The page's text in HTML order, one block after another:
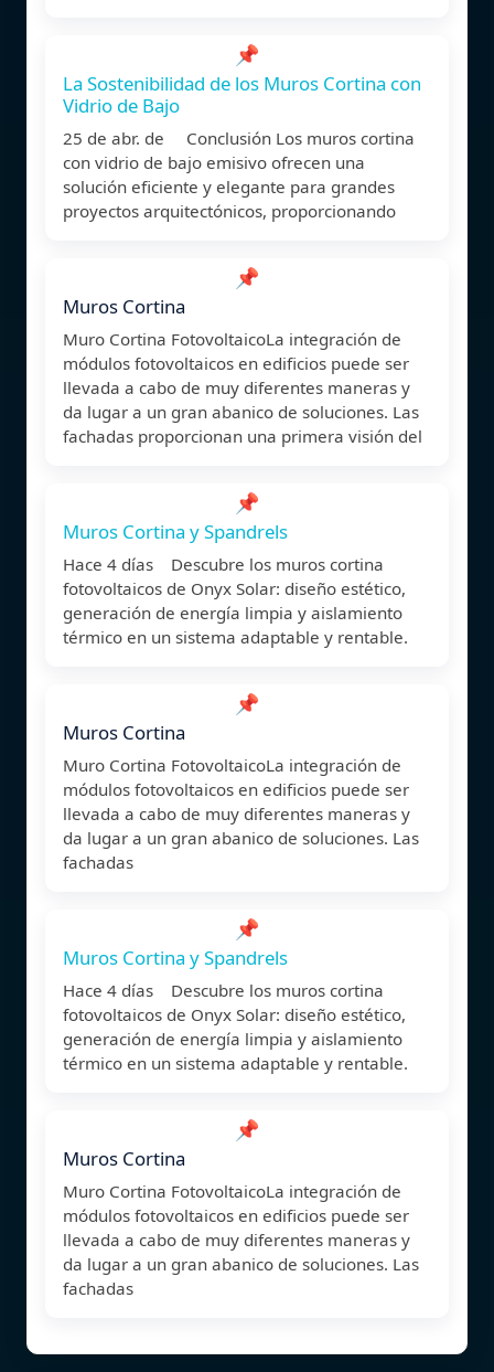
📌
La Sostenibilidad de los Muros Cortina con
Vidrio de Bajo
25 de abr. de Conclusión Los muros cortina
con vidrio de bajo emisivo ofrecen una
solución eficiente y elegante para grandes
proyectos arquitectónicos, proporcionando
📌
Muros Cortina
Muro Cortina FotovoltaicoLa integración de
módulos fotovoltaicos en edificios puede ser
llevada a cabo de muy diferentes maneras y
da lugar a un gran abanico de soluciones. Las
fachadas proporcionan una primera visión del
📌
Muros Cortina y Spandrels
Hace 4 días Descubre los muros cortina
fotovoltaicos de Onyx Solar: diseño estético,
generación de energía limpia y aislamiento
térmico en un sistema adaptable y rentable.
📌
Muros Cortina
Muro Cortina FotovoltaicoLa integración de
módulos fotovoltaicos en edificios puede ser
llevada a cabo de muy diferentes maneras y
da lugar a un gran abanico de soluciones. Las
fachadas
📌
Muros Cortina y Spandrels
Hace 4 días Descubre los muros cortina
fotovoltaicos de Onyx Solar: diseño estético,
generación de energía limpia y aislamiento
térmico en un sistema adaptable y rentable.
📌
Muros Cortina
Muro Cortina FotovoltaicoLa integración de
módulos fotovoltaicos en edificios puede ser
llevada a cabo de muy diferentes maneras y
da lugar a un gran abanico de soluciones. Las
fachadas